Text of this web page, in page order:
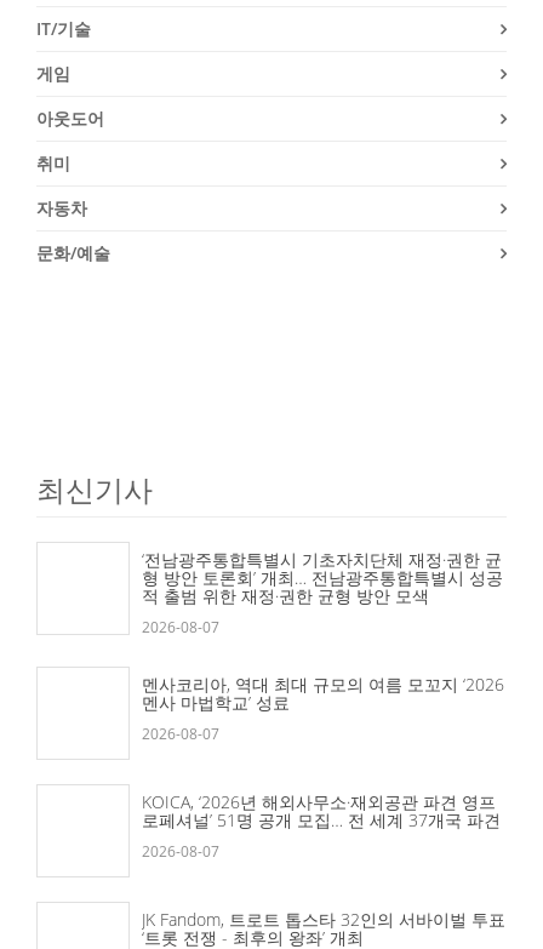
IT/기술
게임
아웃도어
취미
자동차
문화/예술
최신기사
‘전남광주통합특별시 기초자치단체 재정·권한 균
형 방안 토론회’ 개최… 전남광주통합특별시 성공
적 출범 위한 재정·권한 균형 방안 모색
2026-08-07
멘사코리아, 역대 최대 규모의 여름 모꼬지 ‘2026
멘사 마법학교’ 성료
2026-08-07
KOICA, ‘2026년 해외사무소·재외공관 파견 영프
로페셔널’ 51명 공개 모집… 전 세계 37개국 파견
2026-08-07
JK Fandom, 트로트 톱스타 32인의 서바이벌 투표
‘트롯 전쟁 - 최후의 왕좌’ 개최